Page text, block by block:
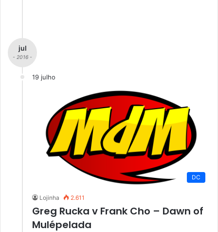
jul
- 2016 -
19 julho
DC
Lojinha 2.611
Greg Rucka v Frank Cho – Dawn of
Mulépelada